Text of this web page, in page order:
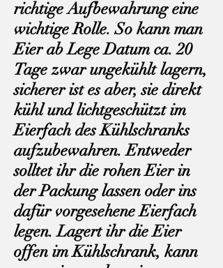
richtige Aufbewahrung eine
wichtige Rolle. So kann man
Eier ab Lege Datum ca. 20
Tage zwar ungekühlt lagern,
sicherer ist es aber, sie direkt
kühl und lichtgeschützt im
Eierfach des Kühlschranks
aufzubewahren. Entweder
solltet ihr die rohen Eier in
der Packung lassen oder ins
dafür vorgesehene Eierfach
legen. Lagert ihr die Eier
offen im Kühlschrank, kann